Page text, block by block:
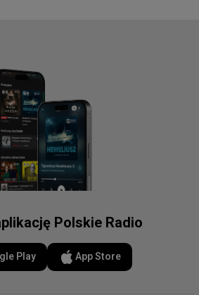
Polskie Radio
Play App Store